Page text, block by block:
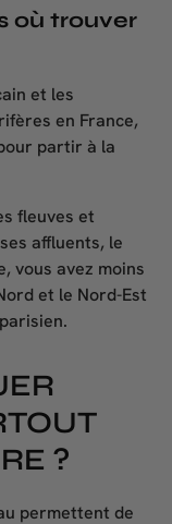
où trouver
et les
en France,
partir à la
fleuves et
affluents, le
vous avez moins
et le Nord-Est
?
permettent de